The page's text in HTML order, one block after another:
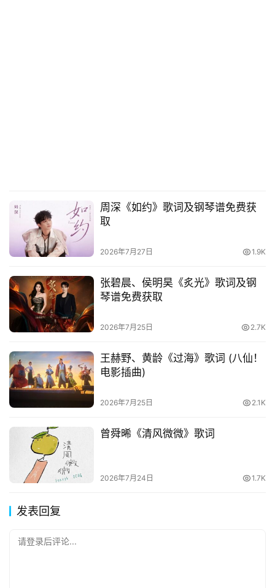
周深《如约》歌词及钢琴谱免费获
取
2026年7月27日 1.9K
张碧晨、侯明昊《炙光》歌词及钢
琴谱免费获取
2026年7月25日 2.7K
王赫野、黄龄《过海》歌词 (八仙！
电影插曲)
2026年7月25日 2.1K
曾舜晞《清风微微》歌词
2026年7月24日 1.7K
发表回复
请登录后评论...